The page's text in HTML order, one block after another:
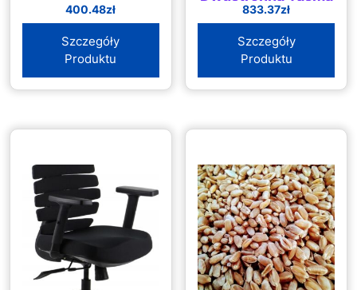
400.48zł
Szczegóły
Produktu
Klejąca Akrylowa
1,5
833.37zł
Szczegóły
Produktu